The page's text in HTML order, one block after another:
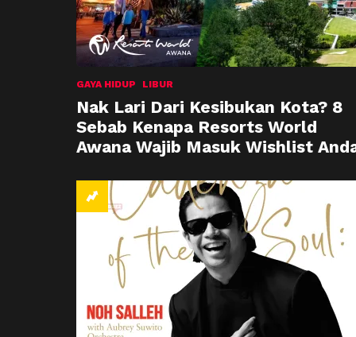
GAYA HIDUP LIBUR
Nak Lari Dari Kesibukan Kota? 8
Sebab Kenapa Resorts World
Awana Wajib Masuk Wishlist